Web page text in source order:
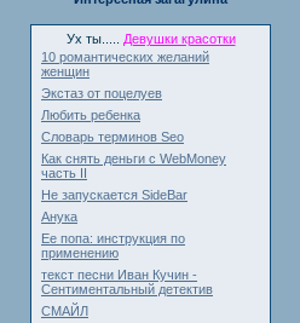
Ух ты.....
Девушки красотки
10 романтических желаний
женщин
Экстаз от поцелуев
Любить ребенка
Словарь терминов Seo
Как снять деньги с WebMoney
часть II
Не запускается SideBar
Анука
Ее попа: инструкция по
применению
текст песни Иван Кучин -
Сентиментальный детектив
СМАЙЛ